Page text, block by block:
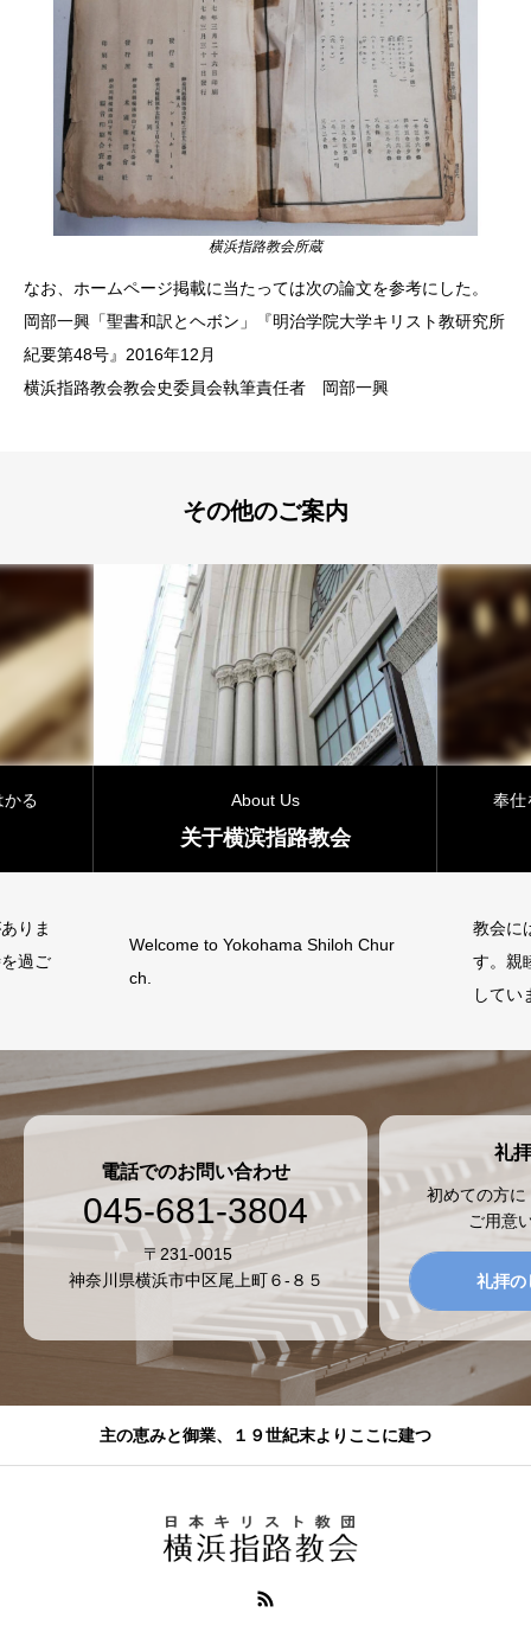
横浜指路教会所蔵
なお、ホームページ掲載に当たっては次の論文を参考にした。
岡部一興「聖書和訳とヘボン」『明治学院大学キリスト教研究所
紀要第48号』2016年12月
横浜指路教会教会史委員会執筆責任者 岡部一興
その他のご案内
かる
りま
過ご
About Us
关于横滨指路教会
Welcome to Yokohama Shiloh Chur
ch.
奉仕
教会に
す。親
してい
待ち
電話でのお問い合わせ
045-681-3804
〒231-0015
神奈川県横浜市中区尾上町６-８５
礼
初めての方
ご用意
礼拝の
主の恵みと御業、１９世紀末よりここに建つ